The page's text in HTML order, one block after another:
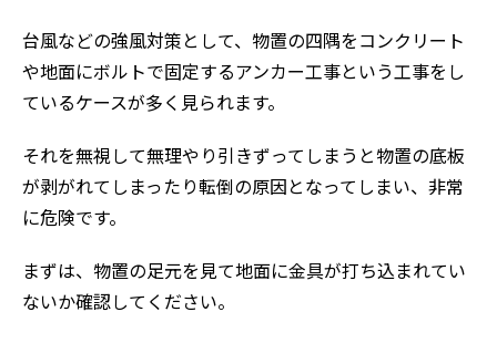
台風などの強風対策として、物置の四隅をコンクリート
や地面にボルトで固定するアンカー工事という工事をし
ているケースが多く見られます。
それを無視して無理やり引きずってしまうと物置の底板
が剥がれてしまったり転倒の原因となってしまい、非常
に危険です。
まずは、物置の足元を見て地面に金具が打ち込まれてい
ないか確認してください。